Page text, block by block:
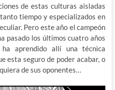
de estas culturas aisladas
tiempo y especializados en
Pero este año el campeón
pasado los últimos cuatro años
aprendido allí una técnica
esta seguro de poder acabar, o
de sus oponentes…